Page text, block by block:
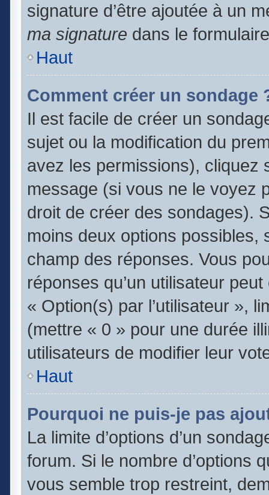
signature d’être ajoutée à un
ma signature dans le
Haut
Comment créer un sondage
Il est facile de créer un
sujet ou la modification du
avez les permissions), cliquez
message (si vous ne le voyez
droit de créer des sondages).
moins deux options possibles,
champ des réponses. Vous
réponses qu’un utilisateur
« Option(s) par l’utilisateur »,
(mettre « 0 » pour une durée
utilisateurs de modifier leur
Haut
Pourquoi ne puis-je pas
La limite d’options d’un
forum. Si le nombre d’options
vous semble trop restreint,